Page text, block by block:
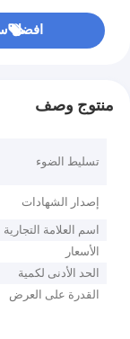
افضل
منتوج وصف
تسليط الضوء
إصدار الشهادات
اسم العلامة التجارية
الأسعار
الحد الأدنى لكمية
القدرة على العرض